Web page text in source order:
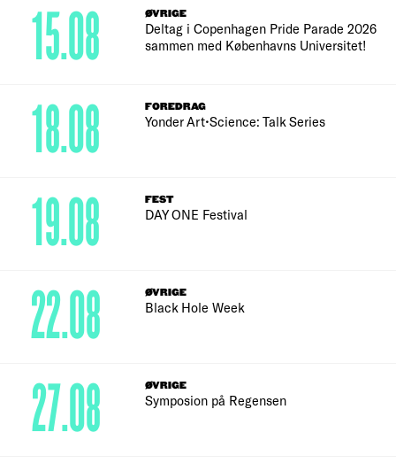
ØVRIGE
Deltag i Copenhagen Pride Parade 2026
sammen med Københavns Universitet!
15.08
FOREDRAG
Yonder Art•Science: Talk Series
18.08
FEST
DAY ONE Festival
19.08
ØVRIGE
Black Hole Week
22.08
ØVRIGE
Symposion på Regensen
27.08